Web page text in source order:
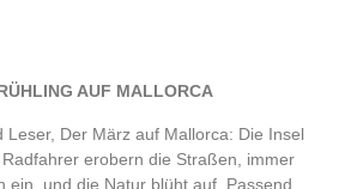
AUF MALLORCA
Leser, Der März auf Mallorca: Die Insel
erobern die Straßen, immer
ein, und die Natur blüht auf. Passend